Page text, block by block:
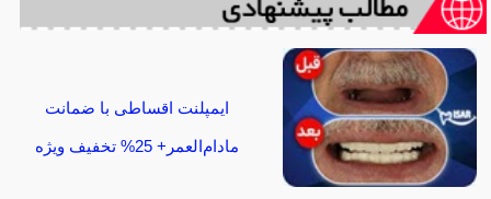
ایمپلنت اقساطی با ضمانت
مادام‌العمر+ 25% تخفیف ویژه